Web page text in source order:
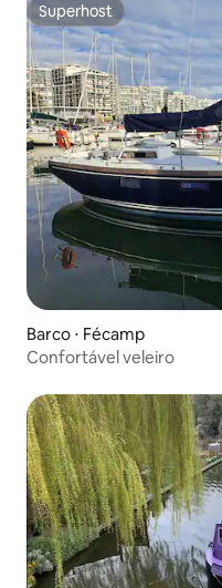
Superhost
Superhost
Barco ⋅ Fécamp
Confortável veleiro